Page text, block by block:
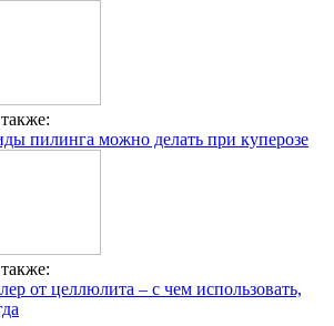
пилинга можно делать при куперозе
от целлюлита – с чем использовать,